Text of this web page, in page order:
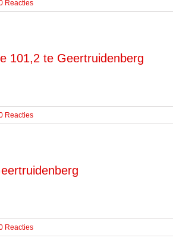
Reacties
101,2 te Geertruidenberg
Reacties
Reacties